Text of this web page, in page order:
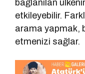
bağlanılan
etkileyebilir.
arama yapmak,
etmenizi sağlar.